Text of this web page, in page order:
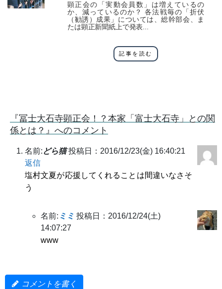
顕正会の「実動会員数」は増えているの
か、減っているのか？ 各法戦毎の「折伏
（勧誘）成果」については、総幹部会、ま
たは顕正新聞紙上で発表...
記事を読む
『冨士大石寺顕正会！？本家「富士大石寺」との関
係とは？』へのコメント
名前:どら猫 投稿日：2016/12/23(金) 16:40:21
返信
塩村文夏が応援してくれることは間違いなさそ
う
名前: ミミ 投稿日：2016/12/24(土)
14:07:27
www
コメントを書く